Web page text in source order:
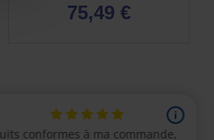
75,49 €